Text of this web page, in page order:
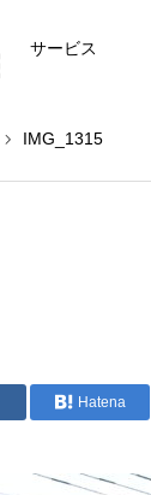
サービス
IMG_1315
Hatena